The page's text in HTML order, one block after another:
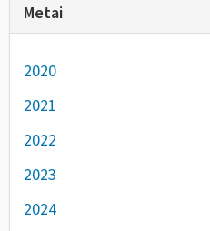
Metai
2020
2021
2022
2023
2024